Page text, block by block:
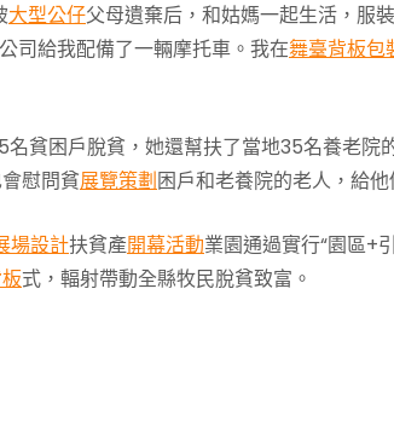
大型公仔父母遺棄后，和姑媽一起生活，服
司給我配備了一輛摩托車。我在舞臺背板包
名貧困戶脫貧，她還幫扶了當地35名養老院
慰問貧展覽策劃困戶和老養院的老人，給
場設計扶貧產開幕活動業園通過實行“園區+
式，輻射帶動全縣牧民脫貧致富。